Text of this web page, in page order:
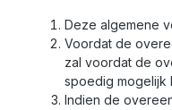
Deze algemene
Voordat de
zal voordat de
spoedig mogelijk
Indien de